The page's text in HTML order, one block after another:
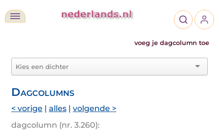
voeg je dagcolumn toe
Dagcolumns
< vorige | alles | volgende >
dagcolumn (nr. 3.260):